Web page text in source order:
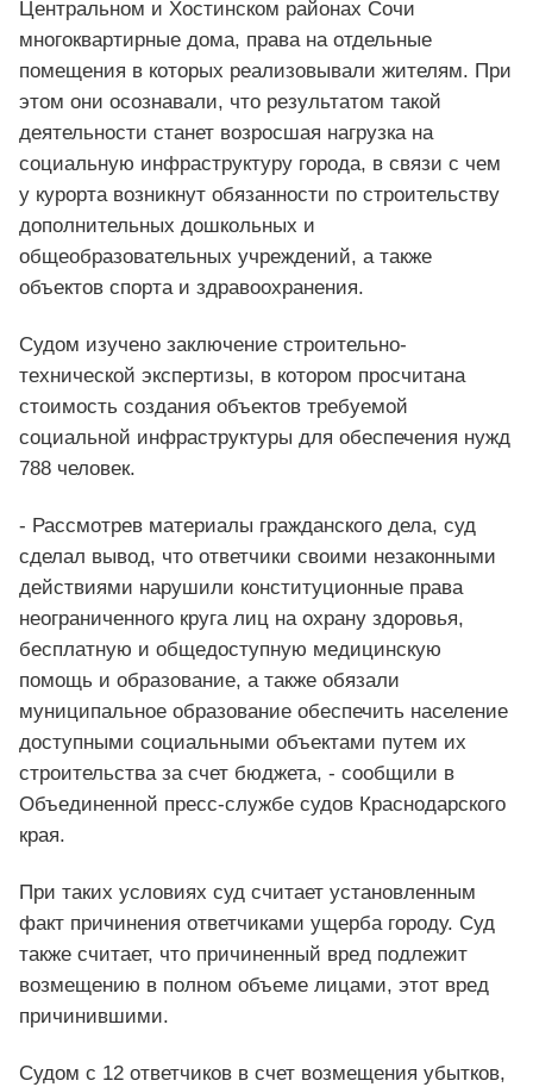
Центральном и Хостинском районах Сочи
многоквартирные дома, права на отдельные
помещения в которых реализовывали жителям. При
этом они осознавали, что результатом такой
деятельности станет возросшая нагрузка на
социальную инфраструктуру города, в связи с чем
у курорта возникнут обязанности по строительству
дополнительных дошкольных и
общеобразовательных учреждений, а также
объектов спорта и здравоохранения.
Судом изучено заключение строительно-
технической экспертизы, в котором просчитана
стоимость создания объектов требуемой
социальной инфраструктуры для обеспечения нужд
788 человек.
- Рассмотрев материалы гражданского дела, суд
сделал вывод, что ответчики своими незаконными
действиями нарушили конституционные права
неограниченного круга лиц на охрану здоровья,
бесплатную и общедоступную медицинскую
помощь и образование, а также обязали
муниципальное образование обеспечить население
доступными социальными объектами путем их
строительства за счет бюджета, - сообщили в
Объединенной пресс-службе судов Краснодарского
края.
При таких условиях суд считает установленным
факт причинения ответчиками ущерба городу. Суд
также считает, что причиненный вред подлежит
возмещению в полном объеме лицами, этот вред
причинившими.
Судом с 12 ответчиков в счет возмещения убытков,